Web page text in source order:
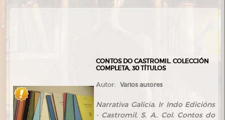
CONTOS DO CASTROMIL. COLECCIÓN
COMPLETA, 30 TÍTULOS
Autor: Varios autores
Narrativa Galicia. Ir Indo Edicións
- Castromil, S. A.. Col. Contos do